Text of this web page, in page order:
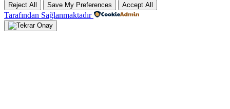
Reject All Save My Preferences Accept All
Tarafından Sağlanmaktadır